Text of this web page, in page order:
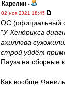
Карелин -
02 ноя 2021 18:45
ОС (официальный
"У Хендрикса
ахиллова
строй уйдёт
Пауза на сборные
Как вообще